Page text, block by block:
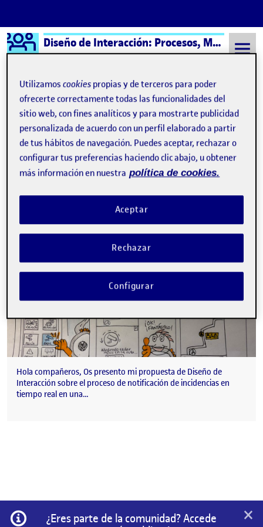
Saltar al contenido
Logo Ágora Diseño de Interacción: Procesos, Métodos y Técnicas – Aula 1
Semestre 20241 - Aula 1 Diseño d einteraccion
Diseño d einteraccion
R5. Diseño de Interacción
Publicado por
Carla Olle Vera
Fecha de publicación
comentario
Hola compañeros, Os presento mi propuesta de Diseño de
Interacción sobre el proceso de notificación de incidencias en
tiempo real en una…
Información
¿Eres parte de la comunidad? Accede
×
Utilizamoscookies propias y de terceros para poder
ofrecerte correctamente todas las funcionalidades del
sitio web, con fines analíticos y para mostrarte publicidad
personalizada de acuerdo con un perfil elaborado a partir
de tus hábitos de navegación. Puedes aceptar, rechazar o
configurar tus preferencias haciendo clic abajo, u obtener
más información en nuestra política de cookies.
Rechazar
Aceptar
Configurar